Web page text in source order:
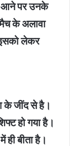
आने पर उनके
के अलावा
लेकर
के जींद से है।
हो गया है।
बीता है।